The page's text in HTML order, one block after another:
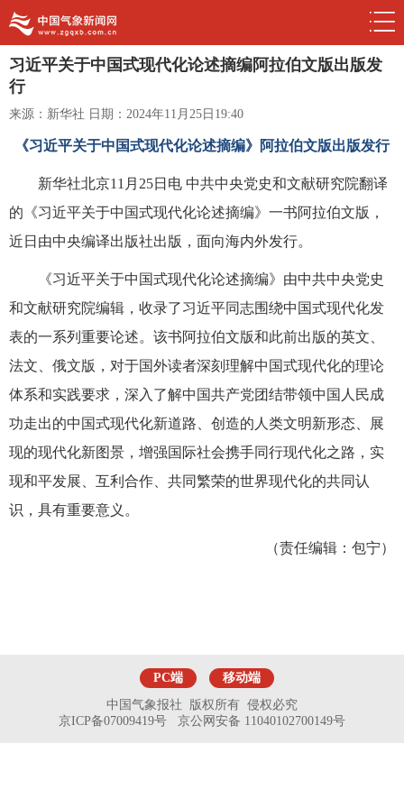
习近平关于中国式现代化论述摘编阿拉伯文版出版发
行
来源：新华社 日期：2024年11月25日19:40
《习近平关于中国式现代化论述摘编》阿拉伯文版出版发行
新华社北京11月25日电 中共中央党史和文献研究院翻译
的《习近平关于中国式现代化论述摘编》一书阿拉伯文版，
近日由中央编译出版社出版，面向海内外发行。
《习近平关于中国式现代化论述摘编》由中共中央党史
和文献研究院编辑，收录了习近平同志围绕中国式现代化发
表的一系列重要论述。该书阿拉伯文版和此前出版的英文、
法文、俄文版，对于国外读者深刻理解中国式现代化的理论
体系和实践要求，深入了解中国共产党团结带领中国人民成
功走出的中国式现代化新道路、创造的人类文明新形态、展
现的现代化新图景，增强国际社会携手同行现代化之路，实
现和平发展、互利合作、共同繁荣的世界现代化的共同认
识，具有重要意义。
（责任编辑：包宁）
PC端
移动端
中国气象报社 版权所有 侵权必究
京ICP备07009419号 京公网安备 11040102700149号